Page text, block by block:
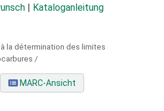
Kataloganleitung
la détermination des limites
/
MARC-Ansicht